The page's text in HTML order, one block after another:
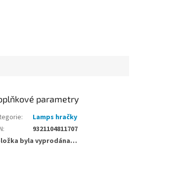
parametry
:
Lamps hračky
:
9321104811707
byla vyprodána…